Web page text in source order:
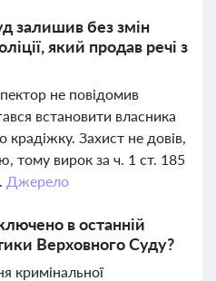
залишив без змін
який продав речі з
не повідомив
встановити власника
крадіжку. Захист не довів,
тому вирок за ч. 1 ст. 185
Джерело
в останній
Верховного Суду?
кримінальної